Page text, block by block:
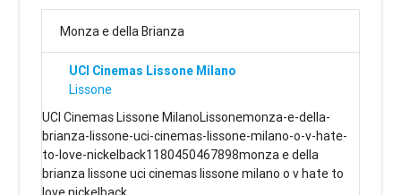
Monza e della Brianza
UCI Cinemas Lissone Milano
Lissone
UCI Cinemas Lissone MilanoLissonemonza-e-della-
brianza-lissone-uci-cinemas-lissone-milano-o-v-hate-
to-love-nickelback1180450467898monza e della
brianza lissone uci cinemas lissone milano o v hate to